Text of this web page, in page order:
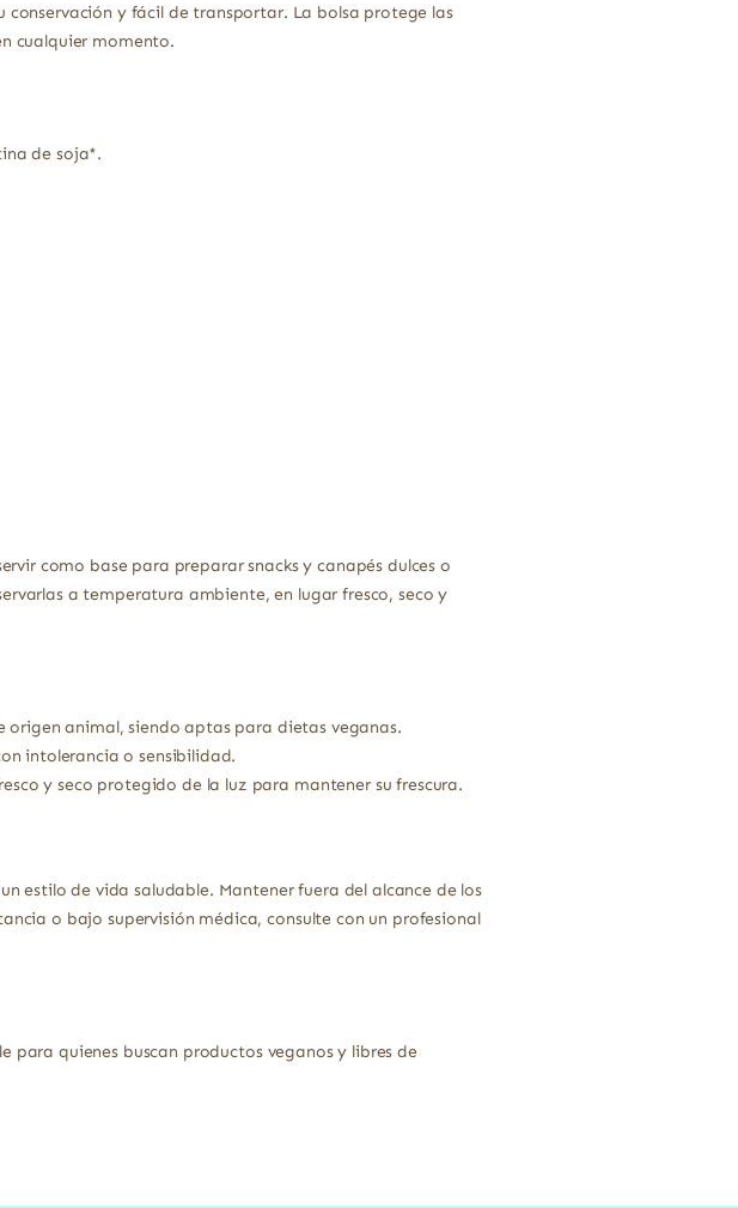
y fácil de transportar. La bolsa protege las
cualquier momento.
de soja*.
como base para preparar snacks y canapés dulces o
a temperatura ambiente, en lugar fresco, seco y
animal, siendo aptas para dietas veganas.
intolerancia o sensibilidad.
y seco protegido de la luz para mantener su frescura.
estilo de vida saludable. Mantener fuera del alcance de los
o bajo supervisión médica, consulte con un profesional
quienes buscan productos veganos y libres de